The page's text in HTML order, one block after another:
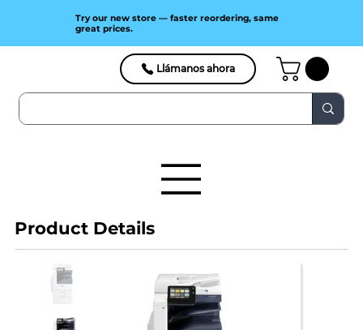
Llámanos ahora
Try our new store — faster reordering, same
great prices.
Product Details